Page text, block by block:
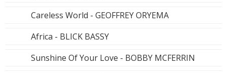
Careless World - GEOFFREY ORYEMA
Africa - BLICK BASSY
Sunshine Of Your Love - BOBBY MCFERRIN